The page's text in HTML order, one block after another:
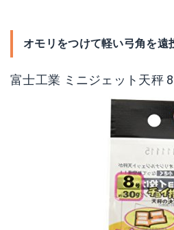
オモリをつけて軽い弓角を遠
富士工業 ミニジェット天秤